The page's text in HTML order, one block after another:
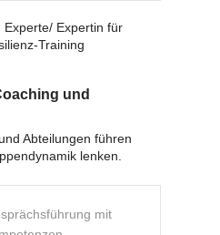
Experte/ Expertin für
Training
und
Abteilungen führen
lenken.
mit